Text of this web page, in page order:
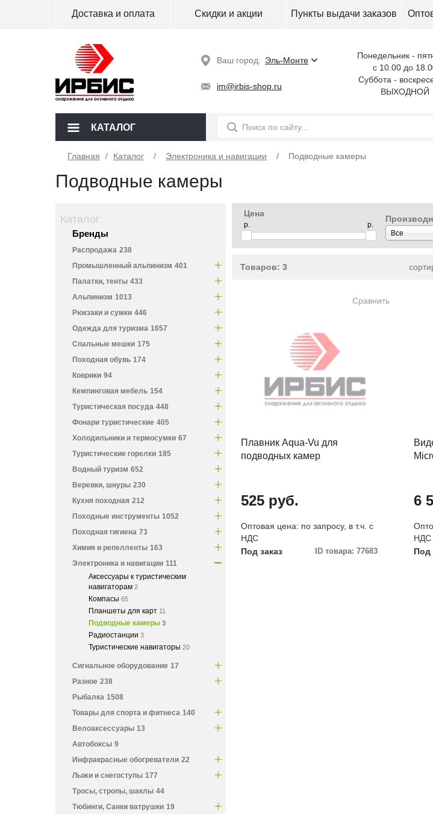
Доставка и оплата Скидки и акции Пункты выдачи заказов
Ваш город: Эль-Монте
im@irbis-shop.ru
Понедельник -
с 10.00 до
Суббота -
ВЫХОДНОЙ
КАТАЛОГ
Главная / Каталог Электроника и навигации Подводные камеры
Подводные камеры
Каталог
Бренды
Распродажа 238
Промышленный альпинизм 401
Палатки, тенты 433
Альпинизм 1013
Рюкзаки и сумки 446
Одежда для туризма 1657
Спальные мешки 175
Походная обувь 174
Коврики 94
Кемпинговая мебель 154
Туристическая посуда 448
Фонари туристические 405
Холодильники и термосумки 67
Туристические горелки 185
Водный туризм 652
Веревки, шнуры 230
Кухня походная 212
Походные инструменты 1052
Походная гигиена 73
Химия и репелленты 163
Электроника и навигации 111
Аксессуары к туристическим
навигаторам 2
Компасы 65
Планшеты для карт 11
Подводные камеры 3
Радиостанции 3
Туристические навигаторы 20
Сигнальное оборудование 17
Разное 238
Рыбалка 1508
Товары для спорта и фитнеса 140
Велоаксессуары 13
Автобоксы 9
Инфракрасные обогреватели 22
Лыжи и снегоступы 177
Тросы, стропы, шаклы 44
Тюбинги, Санки ватрушки 19
Цена
р. р.
Все
Товаров: 3
Сравнить
Плавник Aqua-Vu для
подводных камер
525 руб.
Оптовая цена: по запросу, в т.ч. с
НДС
Под заказ
ID товара: 77683
6
НДС
Под